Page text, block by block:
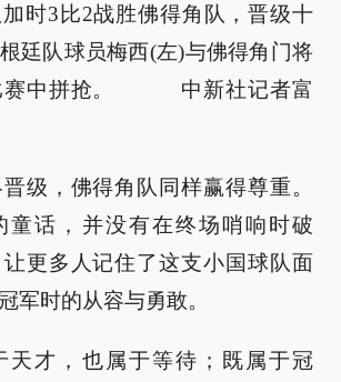
时3比2战胜佛得角队，晋级十
廷队球员梅西(左)与佛得角门将
赛中拼抢。 中新社记者富
级，佛得角队同样赢得尊重。
童话，并没有在终场哨响时破
更多人记住了这支小国球队面
军时的从容与勇敢。
天才，也属于等待；既属于冠